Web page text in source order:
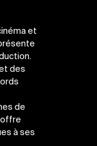
et
des
de
à ses